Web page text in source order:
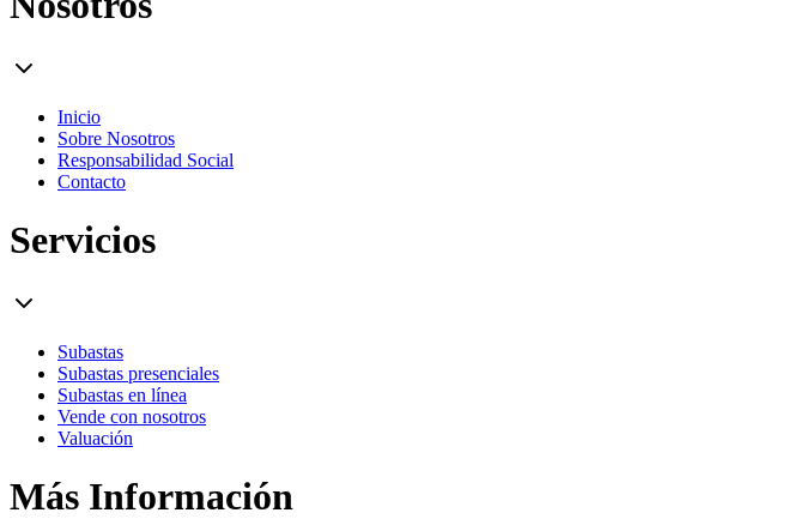
Inicio
Sobre Nosotros
Responsabilidad Social
Contacto
Servicios
Subastas
Subastas presenciales
Subastas en línea
Vende con nosotros
Valuación
Más Información